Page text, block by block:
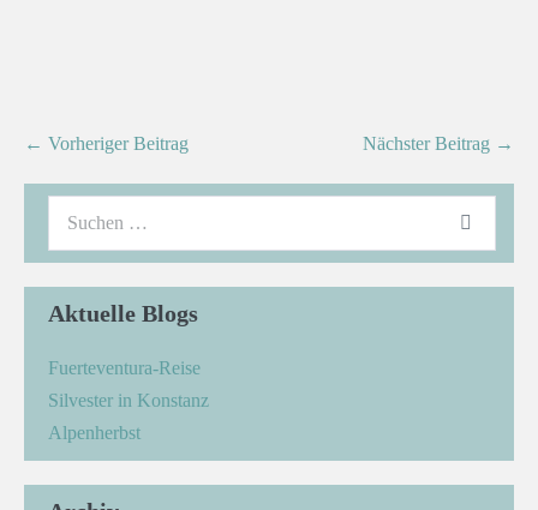
← Vorheriger Beitrag Nächster Beitrag →
Aktuelle Blogs
Fuerteventura-Reise
Silvester in Konstanz
Alpenherbst